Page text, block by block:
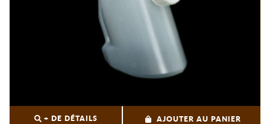
+ DE DÉTAILS AJOUTER AU PANIER